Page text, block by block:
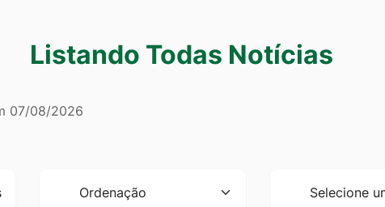
Listando Todas Notícias
07/08/2026